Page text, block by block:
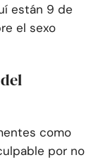
están 9 de
el sexo
como
por no